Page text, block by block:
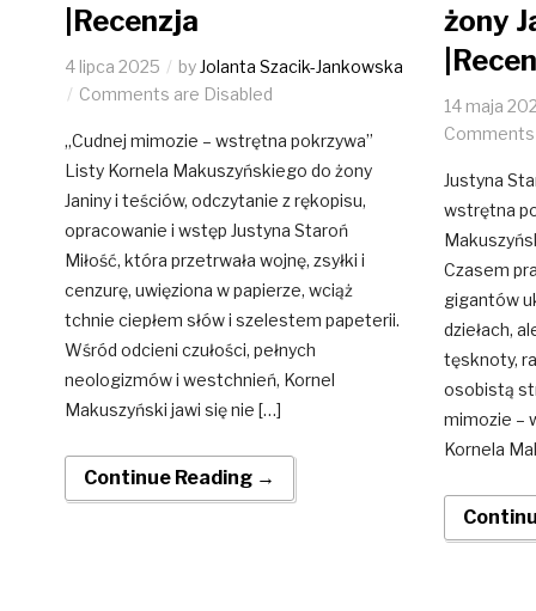
|Recenzja
4 lipca 2025 by Jolanta Szacik-Jankowska
Comments are Disabled
„Cudnej mimozie – wstrętna pokrzywa”
Listy Kornela Makuszyńskiego do żony
Janiny i teściów, odczytanie z rękopisu,
opracowanie i wstęp Justyna Staroń
Miłość, która przetrwała wojnę, zsyłki i
cenzurę, uwięziona w papierze, wciąż
tchnie ciepłem słów i szelestem papeterii.
Wśród odcieni czułości, pełnych
neologizmów i westchnień, Kornel
Makuszyński jawi się nie […]
Continue Reading →
żony
14 maja
Justyna
wstrętna
Czasem
gigantów
dziełach,
tęsknoty,
osobistą
mimozie –
Kornela